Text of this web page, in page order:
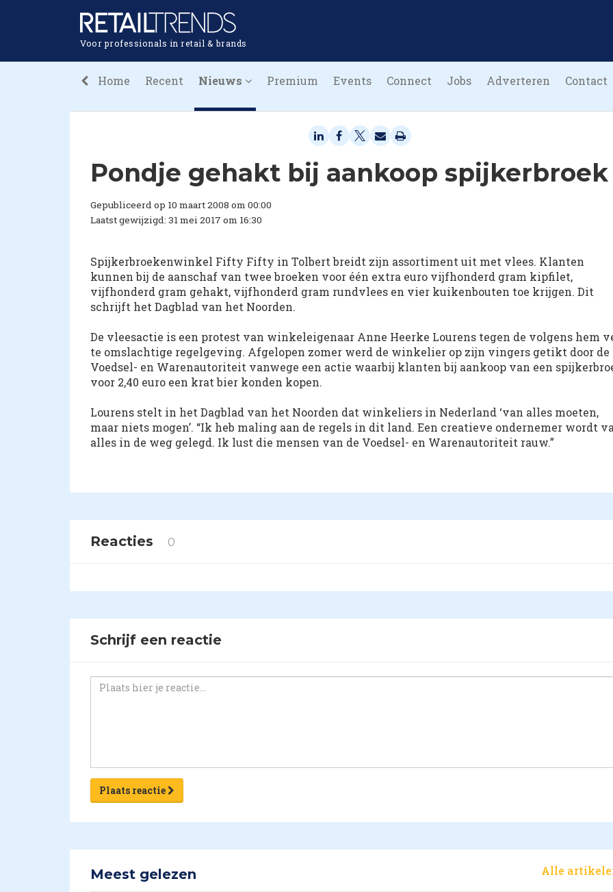
Voor professionals in retail & brands
Home Recent Nieuws Premium Events Connect Jobs Adverteren Contact
Pondje gehakt bij aankoop spijkerbroek
Gepubliceerd op 10 maart 2008 om 00:00
Laatst gewijzigd: 31 mei 2017 om 16:30
Spijkerbroekenwinkel Fifty Fifty in Tolbert breidt zijn assortiment uit met vlees. Klanten
kunnen bij de aanschaf van twee broeken voor één extra euro vijfhonderd gram kipfilet,
vijfhonderd gram gehakt, vijfhonderd gram rundvlees en vier kuikenbouten toe krijgen. Dit
schrijft het Dagblad van het Noorden.
De vleesactie is een protest van winkeleigenaar Anne Heerke Lourens tegen de volgens hem
te omslachtige regelgeving. Afgelopen zomer werd de winkelier op zijn vingers getikt door de
Voedsel- en Warenautoriteit vanwege een actie waarbij klanten bij aankoop van een
voor 2,40 euro een krat bier konden kopen.
Lourens stelt in het Dagblad van het Noorden dat winkeliers in Nederland ‘van alles moeten,
maar niets mogen’. “Ik heb maling aan de regels in dit land. Een creatieve ondernemer wordt
alles in de weg gelegd. Ik lust die mensen van de Voedsel- en Warenautoriteit rauw.”
Reacties 0
Schrijf een reactie
Plaats reactie
Meest gelezen Alle